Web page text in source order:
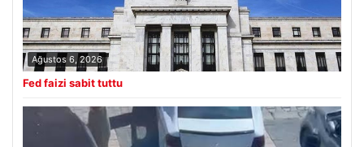
Ağustos 6, 2026
Fed faizi sabit tuttu